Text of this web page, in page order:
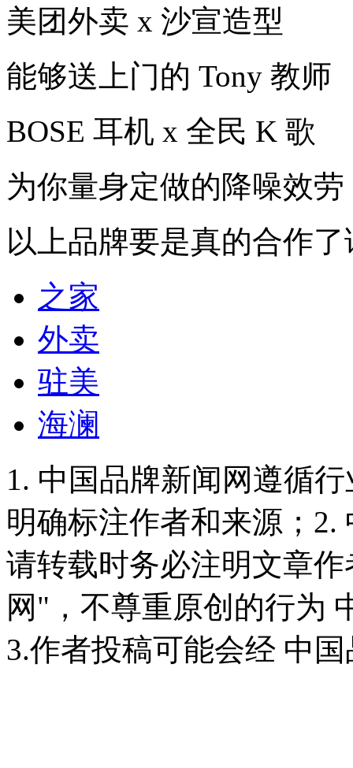
美团外卖 x 沙宣造型
能够送上门的 Tony 教师
BOSE 耳机 x 全民 K 歌
为你量身定做的降噪效劳
以上品牌要是真的合作
之家
外卖
驻美
海澜
1. 中国品牌新闻网遵循
明确标注作者和来源；
请转载时务必注明文章
网"，不尊重原创的行为
3.作者投稿可能会经 中